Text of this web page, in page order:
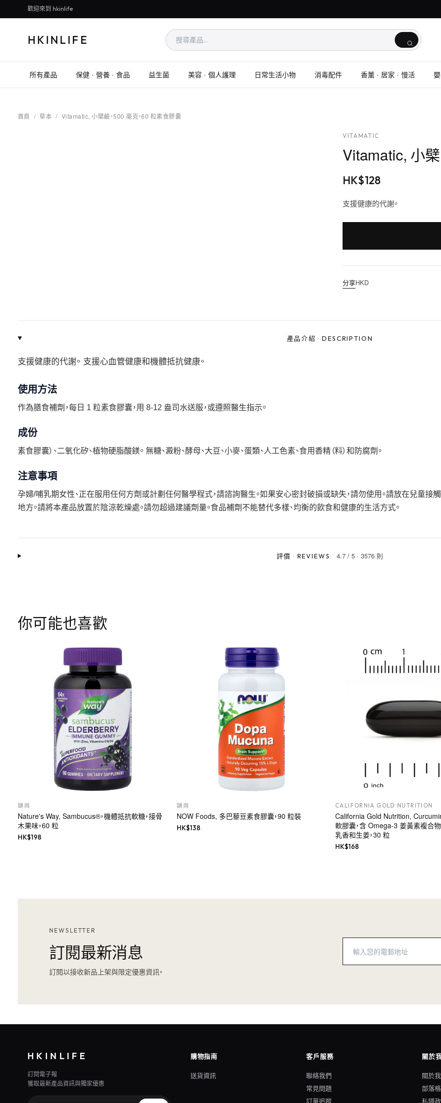
歡迎來到 hkinlife
HKINLIFE
所有產品 保健 · 營養 · 食品 益生菌 美容 · 個人護理 日常生活小物 消毒配件 香薰 · 居家 · 慢活
首頁 / 草本 / Vitamatic, 小檗鹼，500 毫克，60 粒素食膠囊
VITAMATIC
Vitamatic, 小
HK$128
支援健康的代謝。
分享HKD
產品介紹 ·DESCRIPTION
支援健康的代謝。 支援心血管健康和機體抵抗健康。
使用方法
作為膳食補劑，每日 1 粒素食膠囊，用 8-12 盎司水送服，或遵照醫生指示。
成份
素食膠囊）、二氧化矽、植物硬脂酸鎂。 無糖、澱粉、酵母、大豆、小麥、蛋類、人工色素、食用香精（料）和防腐劑。
注意事項
孕婦/哺乳期女性、正在服用任何方劑或計劃任何醫學程式，請諮詢醫生。如果安心密封破損或缺失，請勿使用。請放在兒童接
地方。請將本產品放置於陰涼乾燥處。請勿超過建議劑量。食品補劑不能替代多樣、均衡的飲食和健康的生活方式。
評價 · REVIEWS 4.7 /5 ·3576 則
你可能也喜歡
謎尚
Nature's Way, Sambucus®，機體抵抗軟糖，接骨
木果味，60 粒
HK$198
謎尚
NOW Foods, 多巴藜豆素食膠囊，90 粒裝
HK$138
CALIFORNIA GOLD NUTRITION
California Gold Nutrition,
軟膠囊，含 Omega-3 姜黃素複合物
乳香和生姜，30 粒
HK$168
NEWSLETTER
訂閱最新消息
訂閱以接收新品上架與限定優惠資訊。
HKINLIFE
訂閱電子報
獲取最新產品資訊與獨家優惠
購物指南
送貨資訊
客戶服務
聯絡我們
常見問題
訂單追蹤
關於
關於
部落格
私隱